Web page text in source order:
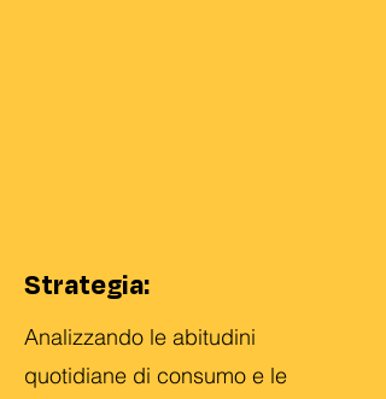
Strategia:
Analizzando le abitudini
quotidiane di consumo e le